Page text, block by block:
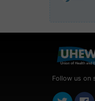
Follow us on